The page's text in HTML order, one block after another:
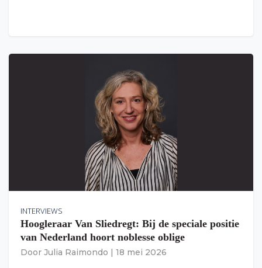
INTERVIEWS
Hoogleraar Van Sliedregt: Bij de speciale positie
van Nederland hoort noblesse oblige
Door Julia Raimondo 18 mei 2026